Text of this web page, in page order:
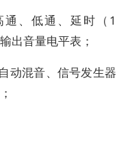
、低通、延时（1
出音量电平表；
动混音、信号发生器